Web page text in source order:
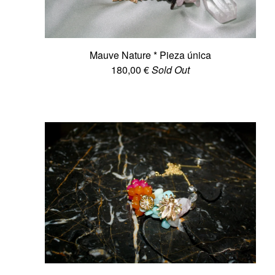
Mauve Nature * Pieza única
180,00€Sold Out